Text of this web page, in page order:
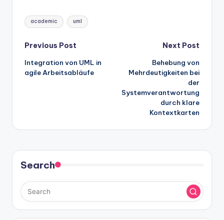
Tags:
academic uml
Post
navigation
Previous Post
Integration von UML in
agile Arbeitsabläufe
Next Post
Behebung von
Mehrdeutigkeiten bei
der
Systemverantwortung
durch klare
Kontextkarten
Search